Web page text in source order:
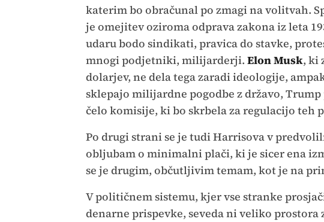
katerim bo obračunal po zmagi na volitvah.
je omejitev oziroma odprava zakona iz leta
udaru bodo sindikati, pravica do stavke,
mnogi podjetniki, milijarderji. Elon Musk, ki
dolarjev, ne dela tega zaradi ideologije,
sklepajo milijardne pogodbe z državo,
čelo komisije, ki bo skrbela za regulacijo teh
Po drugi strani se je tudi Harrisova v
obljubam o minimalni plači, ki je sicer ena
se je drugim, občutljivim temam, kot je na
V političnem sistemu, kjer vse stranke
denarne prispevke, seveda ni veliko